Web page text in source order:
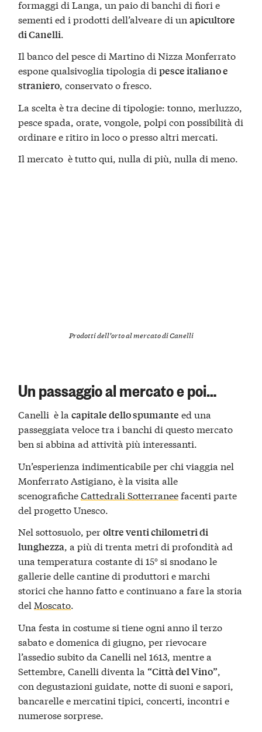
formaggi di Langa, un paio di banchi di fiori e
sementi ed i prodotti dell’alveare di unapicultore
di Canelli.
Il banco del pesce di Martino di Nizza Monferrato
espone qualsivoglia tipologia dipesce italiano e
straniero, conservato o fresco.
La scelta è tra decine di tipologie: tonno, merluzzo,
pesce spada, orate, vongole, polpi con possibilità di
ordinare e ritiro in loco o presso altri mercati.
Il mercato è tutto qui, nulla di più, nulla di meno.
Prodotti dell’orto al mercato di Canelli
Un passaggio al mercato e poi…
Canelli è lacapitale dello spumante ed una
passeggiata veloce tra i banchi di questo mercato
ben si abbina ad attività più interessanti.
Un’esperienza indimenticabile per chi viaggia nel
Monferrato Astigiano, è la visita alle
scenograficheCattedrali Sotterraneefacenti parte
del progetto Unesco.
Nel sottosuolo, peroltre venti chilometri di
lunghezza, a più di trenta metri di profondità ad
una temperatura costante di 15° si snodano le
gallerie delle cantine di produttori e marchi
storici che hanno fatto e continuano a fare la storia
del Moscato.
Una festa in costume si tiene ogni anno il terzo
sabato e domenica di giugno, per rievocare
l’assedio subito da Canelli nel 1613, mentre a
Settembre, Canelli diventa la “Città del Vino”,
con degustazioni guidate, notte di suoni e sapori,
bancarelle e mercatini tipici, concerti, incontri e
numerose sorprese.